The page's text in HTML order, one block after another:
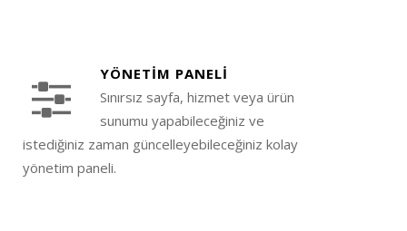
YÖNETİM PANELİ
Sınırsız sayfa, hizmet veya ürün
sunumu yapabileceğiniz ve
istediğiniz zaman güncelleyebileceğiniz kolay
yönetim paneli.